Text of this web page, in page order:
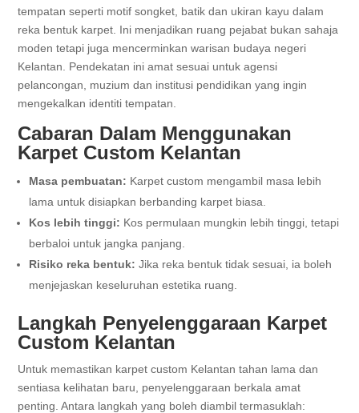
tempatan seperti motif songket, batik dan ukiran kayu dalam
reka bentuk karpet. Ini menjadikan ruang pejabat bukan sahaja
moden tetapi juga mencerminkan warisan budaya negeri
Kelantan. Pendekatan ini amat sesuai untuk agensi
pelancongan, muzium dan institusi pendidikan yang ingin
mengekalkan identiti tempatan.
Cabaran Dalam Menggunakan
Karpet Custom Kelantan
Masa pembuatan: Karpet custom mengambil masa lebih
lama untuk disiapkan berbanding karpet biasa.
Kos lebih tinggi: Kos permulaan mungkin lebih tinggi, tetapi
berbaloi untuk jangka panjang.
Risiko reka bentuk: Jika reka bentuk tidak sesuai, ia boleh
menjejaskan keseluruhan estetika ruang.
Langkah Penyelenggaraan Karpet
Custom Kelantan
Untuk memastikan karpet custom Kelantan tahan lama dan
sentiasa kelihatan baru, penyelenggaraan berkala amat
penting. Antara langkah yang boleh diambil termasuklah: